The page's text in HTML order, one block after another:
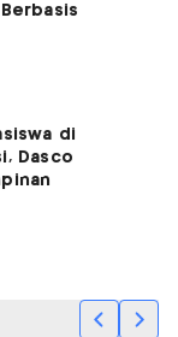
di
Dasco